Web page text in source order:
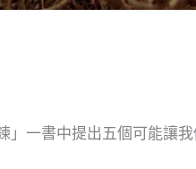
一書中提出五個可能讓